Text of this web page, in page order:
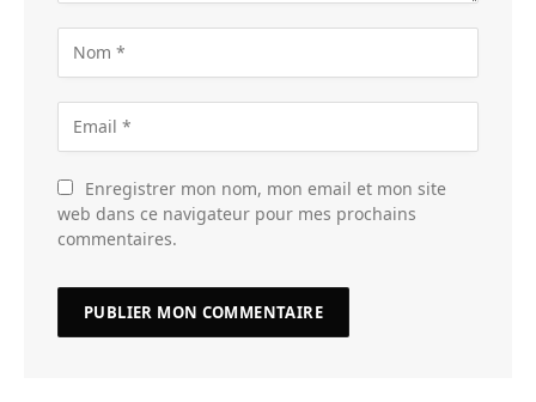
Enregistrer mon nom, mon email et mon site
web dans ce navigateur pour mes prochains
commentaires.